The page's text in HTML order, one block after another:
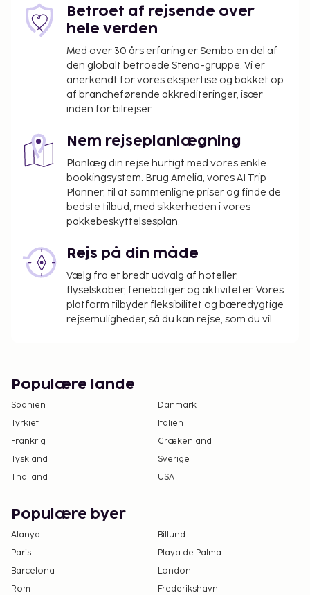
Der pålægges en byskat: EUR 2.00 pr. person
pr. nat, op til 5 nætter. Denne skat gælder ikke
for børn under 18 år.
Vi har medtaget alle gebyrer, som
overnatningsstedet har oplyst.
Alle gæster, inklusive børn, skal være til stede
fremvise deres pas.
Som følge af nationale reguleringer kan der
ikke overføres mere end 5000 EUR i kontanter
på dette overnatningssted. Kontakt
overnatningsstedet via kontaktoplysningerne i
reservationsbekræftelsen for flere oplysninger.
Der er mulighed for kontaktløs betaling for alle
transaktioner.
Der er mulighed for kontaktløs indtjekning og
kontaktløs udtjekning.
Betroet af rejsende over
hele verden
Med over 30 års erfaring er Sembo en del af
den globalt betroede Stena-gruppe. Vi er
anerkendt for vores ekspertise og bakket op
af brancheførende akkrediteringer, især
inden for bilrejser.
Nem rejseplanlægning
Planlæg din rejse hurtigt med vores enkle
bookingsystem. Brug Amelia, vores AI Trip
Planner, til at sammenligne priser og finde de
bedste tilbud, med sikkerheden i vores
pakkebeskyttelsesplan.
Rejs på din måde
Vælg fra et bredt udvalg af hoteller,
flyselskaber, ferieboliger og aktiviteter. Vores
platform tilbyder fleksibilitet og bæredygtige
rejsemuligheder, så du kan rejse, som du vil.
Populære lande
Spanien
Danmark
Tyrkiet
Italien
Frankrig
Grækenland
Tyskland
Sverige
Thailand
USA
Populære byer
Alanya
Billund
Paris
Playa de Palma
Barcelona
London
Rom
Frederikshavn